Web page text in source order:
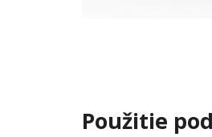
Použitie